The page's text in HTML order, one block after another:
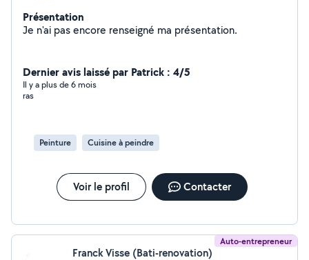
Présentation
Je n'ai pas encore renseigné ma présentation.
Dernier avis laissé par Patrick : 4/5
Il y a plus de 6 mois
ras
Peinture Cuisine à peindre
Voir le profil Contacter
Auto-entrepreneur
Franck Visse (Bati-renovation)